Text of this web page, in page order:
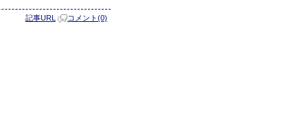
記事URL コメント(0)